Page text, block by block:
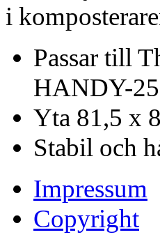
i
Passar till
HANDY-
Yta 81,5 x
Stabil och
Impressum
Copyright